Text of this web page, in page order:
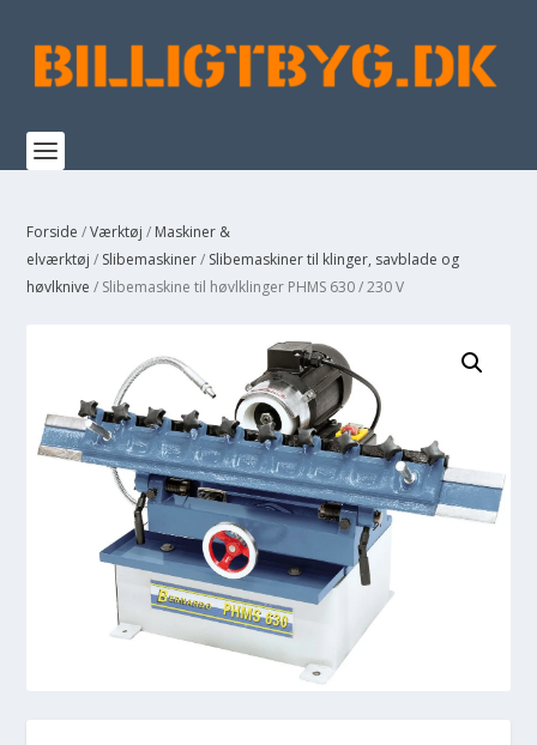
Forside /Værktøj / Maskiner &
elværktøj / Slibemaskiner/ Slibemaskiner til klinger, savblade og
høvlknive / Slibemaskine til høvlklinger PHMS 630 / 230 V